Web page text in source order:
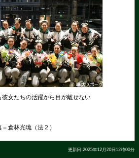
女たちの活躍から目が離せない
倉林光琉（法２）
更新日:2025年12月20日12時00分